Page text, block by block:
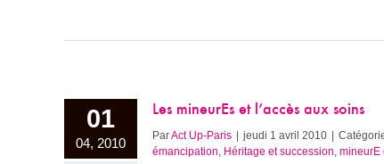
01
04, 2010
Les mineurEs et l’accès aux soins
ParAct Up-Paris | jeudi 1 avril 2010 |
émancipation Héritage et succession mineurE